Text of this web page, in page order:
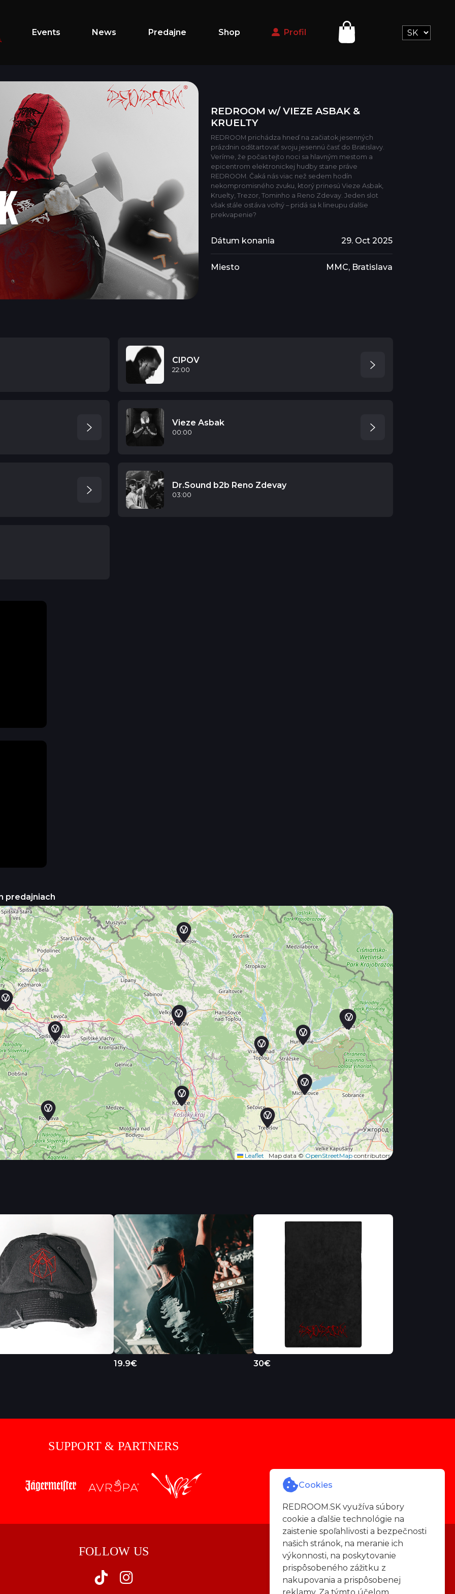
Events News Predajne Shop Profil
REDROOM w/ VIEZE ASBAK &
KRUELTY
REDROOM prichádza hneď na začiatok jesenných
prázdnin odštartovať svoju jesennú časť do Bratislavy.
Veríme, že počas tejto noci sa hlavným mestom a
epicentrom elektronickej hudby stane práve
REDROOM. Čaká nás viac než sedem hodín
nekompromisného zvuku, ktorý prinesú Vieze Asbak,
Kruelty, Trezor, Tominho a Reno Zdevay. Jeden slot
však stále ostáva voľný – pridá sa k lineupu ďalšie
prekvapenie?
Dátum konania 29. Oct 2025
Miesto MMC, Bratislava
CIPOV
22:00
Vieze Asbak
00:00
Dr.Sound b2b Reno Zdevay
03:00
predajniach
Leaflet Map data © OpenStreetMap contributors
19.9€ 30€
Cookies
REDROOM.SK využíva súbory
cookie a ďalšie technológie na
zaistenie spoľahlivosti a bezpečnosti
našich stránok, na meranie ich
výkonnosti, na poskytovanie
prispôsobeného zážitku z
nakupovania a prispôsobenej
SUPPORT & PARTNERS
FOLLOW US